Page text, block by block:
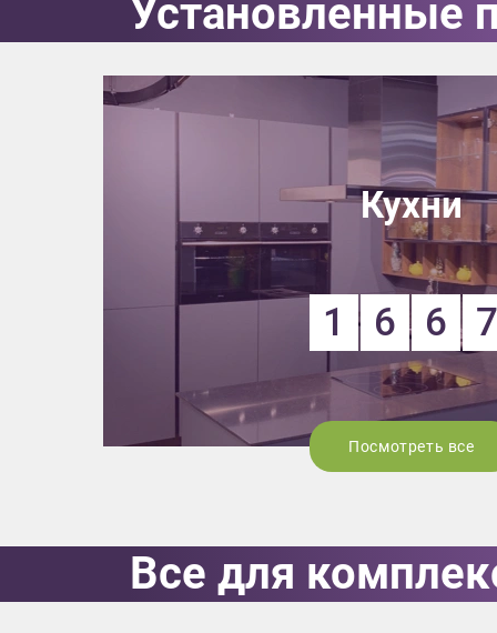
Установленные
Кухни
1 6 6 7
Посмотреть все
Все для